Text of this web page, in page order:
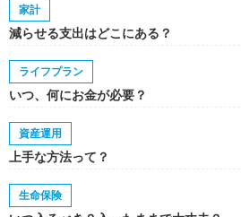
家計
減らせる支出はどこにある？
ライフプラン
いつ、何にお金が必要？
資産運用
上手な方法って？
生命保険